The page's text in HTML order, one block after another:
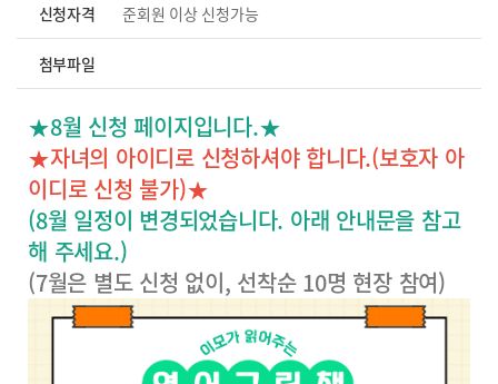
신청자격 준회원 이상 신청가능
첨부파일
★8월 신청 페이지입니다.★
★자녀의 아이디로 신청하셔야 합니다.(보호자 아
이디로 신청 불가)★
(8월 일정이 변경되었습니다. 아래 안내문을 참고
해 주세요.)
(7월은 별도 신청 없이, 선착순 10명 현장 참여)